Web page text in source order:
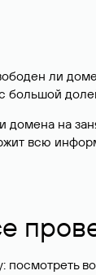
ли
большой
на
всю